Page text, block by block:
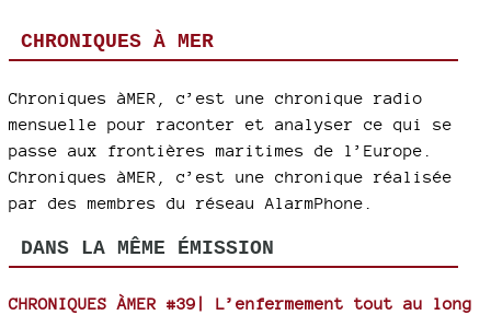
CHRONIQUES À MER
Chroniques àMER, c’est une chronique radio
mensuelle pour raconter et analyser ce qui se
passe aux frontières maritimes de l’Europe.
Chroniques àMER, c’est une chronique réalisée
par des membres du réseau AlarmPhone.
DANS LA MÊME ÉMISSION
CHRONIQUES ÀMER #39| L’enfermement tout au long